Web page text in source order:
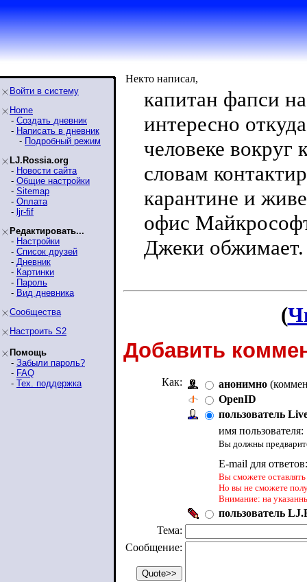
Войти в систему
Home
- Создать дневник
- Написать в дневник
- Подробный режим
LJ.Rossia.org
- Новости сайта
- Общие настройки
- Sitemap
- Оплата
- ljr-fif
Редактировать...
- Настройки
- Список друзей
- Дневник
- Картинки
- Пароль
- Вид дневника
Сообщества
Настроить S2
Помощь
- Забыли пароль?
- FAQ
- Тех. поддержка
Некто написал,
капитан фапси
интересно
человеке вокруг
словам
карантине и
офис
Джеки обжимает.
(
Добавить
Как: анонимно
OpenID
пользователь
имя пользователя:
Вы должны
E-mail для
Вы сможете
Но вы не сможете
Внимание: на
пользователь
Тема:
Сообщение: